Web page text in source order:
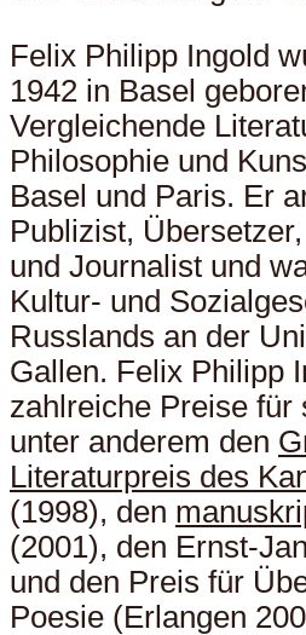
Felix Philipp Ingold
1942 in Basel
Vergleichende
Philosophie und
Basel und Paris. Er
Publizist,
und Journalist und
Kultur- und
Russlands an der
Gallen. Felix Philipp
zahlreiche Preise für
unter anderem den
Literaturpreis des
(1998), den
(2001), den Ernst-
und den Preis für
Poesie (Erlangen